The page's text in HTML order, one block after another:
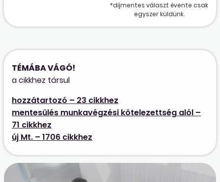
*díjmentes választ évente csak
egyszer küldünk.
TÉMÁBA VÁGÓ!
a cikkhez társul
hozzátartozó – 23 cikkhez
mentesülés munkavégzési kötelezettség alól –
71 cikkhez
új Mt. – 1706 cikkhez